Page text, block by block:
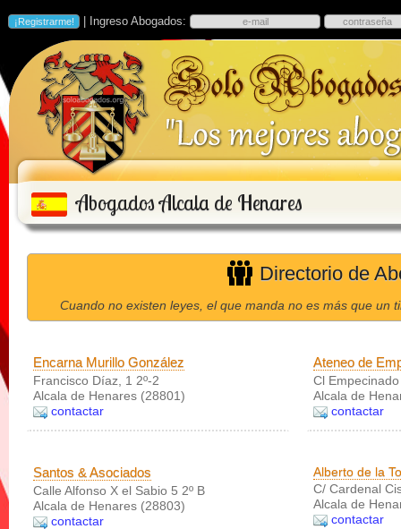
| Ingreso Abogados:
Abogados Alcala de Henares
Directorio de
Cuando no existen leyes, el que manda no es más que un
Encarna Murillo González
Francisco Díaz, 1 2º-2
Alcala de Henares (28801)
contactar
Ateneo de
Cl
Alcala de
contactar
Santos & Asociados
Calle Alfonso X el Sabio 5 2º B
Alcala de Henares (28803)
contactar
Alberto de la
C/ Cardenal
Alcala de
contactar